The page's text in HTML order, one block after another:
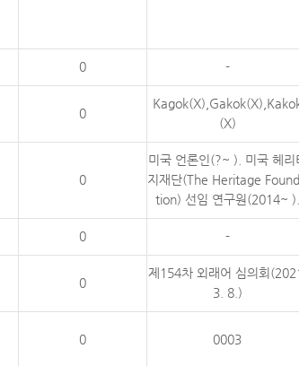
0 -
0
(X)
0
미국 언론인(?~ ). 미국 헤리
지재단(The Heritage
tion) 선임 연구원(2014~ ).
0 -
0
제154차 외래어 심의회
3. 8.)
0 0003